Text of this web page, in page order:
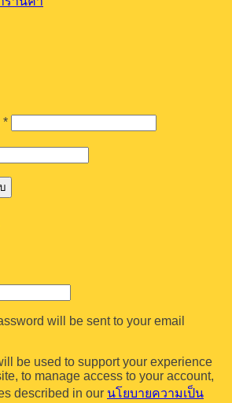
*ต้องการ
will be sent to your email
be used to support your experience
to manage access to your account,
described in our นโยบายความเป็น